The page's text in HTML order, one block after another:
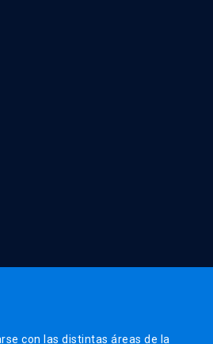
con las distintas áreas de la